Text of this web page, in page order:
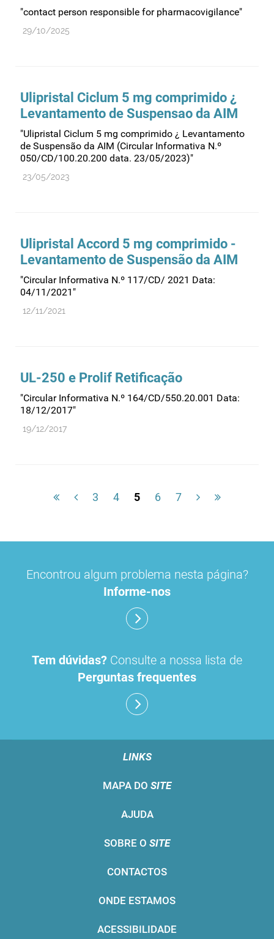
"contact person responsible for pharmacovigilance"
29/10/2025
Ulipristal Ciclum 5 mg comprimido ¿
Levantamento de Suspensao da AIM
"Ulipristal Ciclum 5 mg comprimido ¿ Levantamento
de Suspensão da AIM (Circular Informativa N.º
050/CD/100.20.200 data. 23/05/2023)"
23/05/2023
Ulipristal Accord 5 mg comprimido -
Levantamento de Suspensão da AIM
"Circular Informativa N.º 117/CD/ 2021 Data:
04/11/2021"
12/11/2021
UL-250 e Prolif Retificação
"Circular Informativa N.º 164/CD/550.20.001 Data:
18/12/2017"
19/12/2017
3 4 5 6 7
Encontrou algum problema nesta página?
Informe-nos
Tem dúvidas? Consulte a nossa lista de
Perguntas frequentes
LINKS
MAPA DO SITE
AJUDA
SOBRE O SITE
CONTACTOS
ONDE ESTAMOS
ACESSIBILIDADE